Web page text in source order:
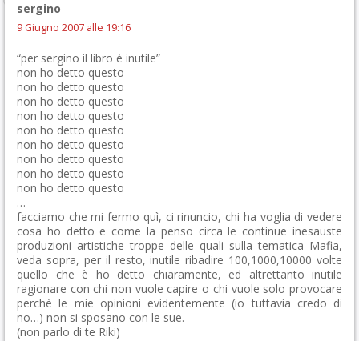
sergino
9 Giugno 2007 alle 19:16
“per sergino il libro è inutile”
non ho detto questo
non ho detto questo
non ho detto questo
non ho detto questo
non ho detto questo
non ho detto questo
non ho detto questo
non ho detto questo
non ho detto questo
…
facciamo che mi fermo quì, ci rinuncio, chi ha voglia di vedere
cosa ho detto e come la penso circa le continue inesauste
produzioni artistiche troppe delle quali sulla tematica Mafia,
veda sopra, per il resto, inutile ribadire 100,1000,10000 volte
quello che è ho detto chiaramente, ed altrettanto inutile
ragionare con chi non vuole capire o chi vuole solo provocare
perchè le mie opinioni evidentemente (io tuttavia credo di
no…) non si sposano con le sue.
(non parlo di te Riki)